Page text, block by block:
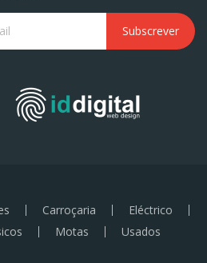
Subscrever
Carroçaria
Eléctrico
Motas Usados